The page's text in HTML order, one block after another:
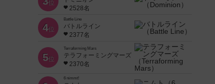
位
2528名
4位
Battle Line
バトルライン
2377名
5位
Terraforming Mars
テラフォーミングマーズ
2370名
6 nimmt!